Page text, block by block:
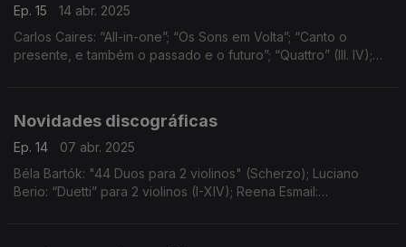
Ep. 15
14 abr. 2025
Carlos Caires: “All-in-one”; “Os Sons em Volta”; “Canto o
presente, e também o passado e o futuro”; “Quattro” (III. IV);
Novidades discográficas
Ep. 14
07 abr. 2025
Béla Bartók: "44 Duos para 2 violinos" (Scherzo); Luciano
Berio: “Duetti” para 2 violinos (I-XIV); Reena Esmail: